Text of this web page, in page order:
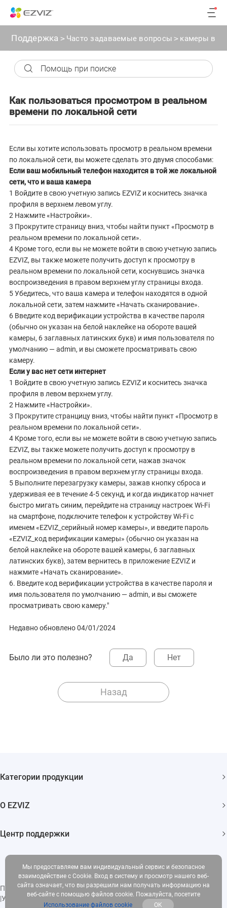
Поддержка > Часто задаваемые вопросы > камеры
Как пользоваться просмотром в реальном
времени по локальной сети
Если вы хотите использовать просмотр в реальном времени
по локальной сети, вы можете сделать это двумя способами:
Если ваш мобильный телефон находится в той же локальной
сети, что и ваша камера
1 Войдите в свою учетную запись EZVIZ и коснитесь значка
профиля в верхнем левом углу.
2 Нажмите «Настройки».
3 Прокрутите страницу вниз, чтобы найти пункт «Просмотр в
реальном времени по локальной сети».
4 Кроме того, если вы не можете войти в свою учетную запись
EZVIZ, вы также можете получить доступ к просмотру в
реальном времени по локальной сети, коснувшись значка
воспроизведения в правом верхнем углу страницы входа.
5 Убедитесь, что ваша камера и телефон находятся в одной
локальной сети, затем нажмите «Начать сканирование».
6 Введите код верификации устройства в качестве пароля
(обычно он указан на белой наклейке на обороте вашей
камеры, 6 заглавных латинских букв) и имя пользователя по
умолчанию — admin, и вы сможете просматривать свою
камеру.
Если у вас нет сети интернет
1 Войдите в свою учетную запись EZVIZ и коснитесь значка
профиля в левом верхнем углу.
2 Нажмите «Настройки».
3 Прокрутите странцицу вниз, чтобы найти пункт «Просмотр в
реальном времени по локальной сети».
4 Кроме того, если вы не можете войти в свою учетную запись
EZVIZ, вы также можете получить доступ к просмотру в
реальном времени по локальной сети, нажав значок
воспроизведения в правом верхнем углу страницы входа.
5 Выполните перезагрузку камеры, зажав кнопку сброса и
удерживая ее в течение 4-5 секунд, и когда индикатор начнет
быстро мигать синим, перейдите на страницу настроек Wi-Fi
на смартфоне, подключите телефон к устройству Wi-Fi с
именем «EZVIZ_серийный номер камеры», и введите пароль
«EZVIZ_код верификации камеры» (обычно он указан на
белой наклейке на обороте вашей камеры, 6 заглавных
латинских букв), затем вернитесь в приложение EZVIZ и
нажмите «Начать сканирование».
6. Введите код верификации устройства в качестве пароля и
имя пользователя по умолчанию — admin, и вы сможете
просматривать свою камеру."
Недавно обновлено 04/01/2024
Было ли это полезно? Да Нет
Назад
Категории продукции
О EZVIZ
События
Центр поддержки
Загрузки
Политика конфиденциальности|Использование файлов cookie
|Условия обслуживания|Legal
Мы предоставляем вам индивидуальный сервис и безопасное
взаимодействие с Cookie. Вход в систему и просмотр нашего веб-
сайта означает, что вы разрешили нам получать информацию на
веб-сайте с помощью файлов cookie. Пожалуйста, посетите
Использование файлов cookie
OK